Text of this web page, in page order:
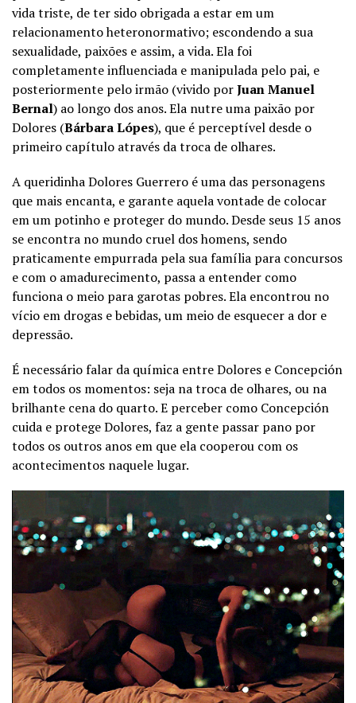
vida triste, de ter sido obrigada a estar em um
relacionamento heteronormativo; escondendo a sua
sexualidade, paixões e assim, a vida. Ela foi
completamente influenciada e manipulada pelo pai, e
posteriormente pelo irmão (vivido porJuan Manuel
Bernal) ao longo dos anos. Ela nutre uma paixão por
Dolores (Bárbara Lópes), que é perceptível desde o
primeiro capítulo através da troca de olhares.
A queridinha Dolores Guerrero é uma das personagens
que mais encanta, e garante aquela vontade de colocar
em um potinho e proteger do mundo. Desde seus 15 anos
se encontra no mundo cruel dos homens, sendo
praticamente empurrada pela sua família para concursos
e com o amadurecimento, passa a entender como
funciona o meio para garotas pobres. Ela encontrou no
vício em drogas e bebidas, um meio de esquecer a dor e
depressão.
É necessário falar da química entre Dolores e Concepción
em todos os momentos: seja na troca de olhares, ou na
brilhante cena do quarto. E perceber como Concepción
cuida e protege Dolores, faz a gente passar pano por
todos os outros anos em que ela cooperou com os
acontecimentos naquele lugar.